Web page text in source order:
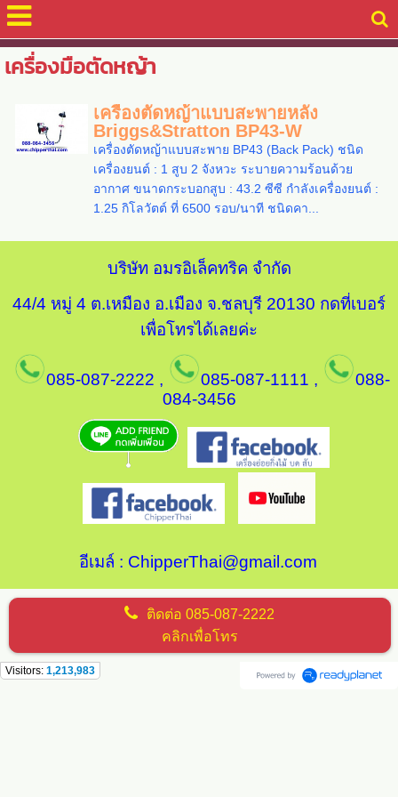
เครื่องมือตัดหญ้า
เครื่องตัดหญ้าแบบสะพายหลัง
Briggs&Stratton BP43-W
เครื่องตัดหญ้าแบบสะพาย BP43 (Back Pack) ชนิด
เครื่องยนต์ : 1 สูบ 2 จังหวะ ระบายความร้อนด้วย
อากาศ ขนาดกระบอกสูบ : 43.2 ซีซี กำลังเครื่องยนต์ :
1.25 กิโลวัตต์ ที่ 6500 รอบ/นาที ชนิดคา...
บริษัท อมรอิเล็คทริค จำกัด
44/4 หมู่ 4 ต.เหมือง อ.เมือง จ.ชลบุรี 20130 กดที่เบอร์
เพื่อโทรได้เลยค่ะ
085-087-2222 , 085-087-1111 ,
088-
084-3456
อีเมล์ : ChipperThai@gmail.com
ติดต่อ085-087-2222
คลิกเพื่อโทร
Visitors: 1,213,983